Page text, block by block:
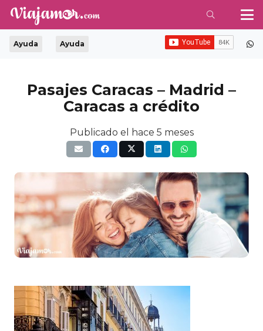
Ayuda Ayuda
Pasajes Caracas – Madrid –
Caracas a crédito
Publicado el hace 5 meses